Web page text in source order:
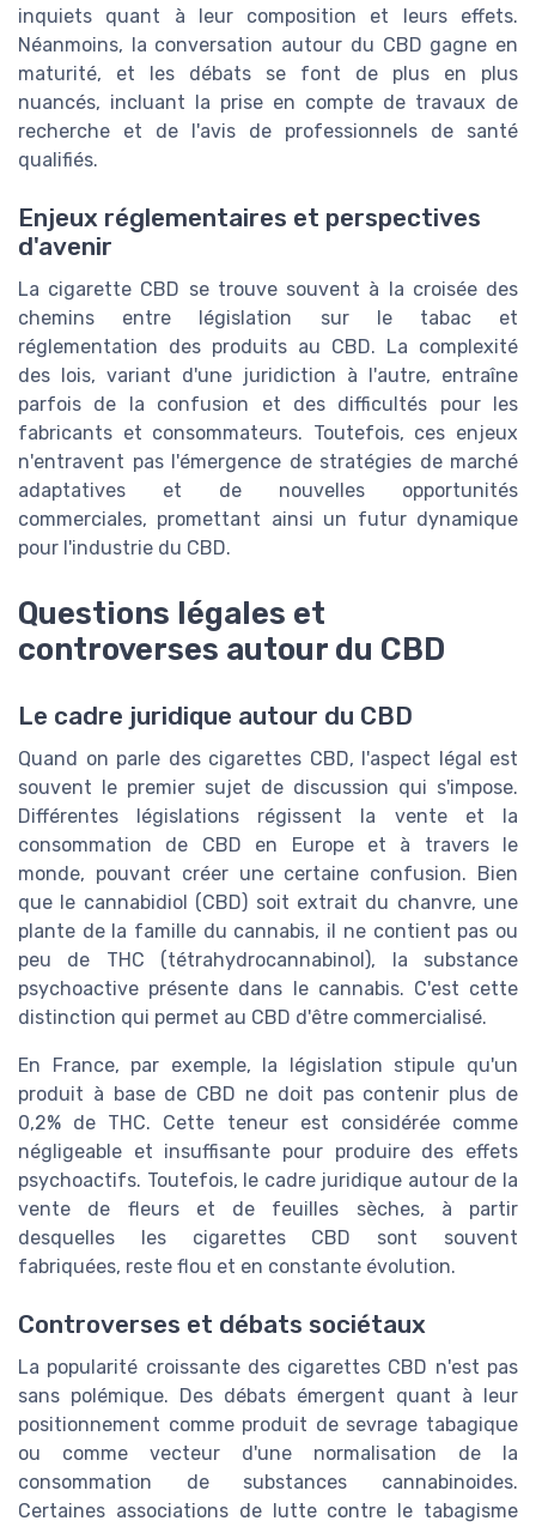
inquiets quant à leur composition et leurs effets.
Néanmoins, la conversation autour du CBD gagne en
maturité, et les débats se font de plus en plus
nuancés, incluant la prise en compte de travaux de
recherche et de l'avis de professionnels de santé
qualifiés.
Enjeux réglementaires et perspectives
d'avenir
La cigarette CBD se trouve souvent à la croisée des
chemins entre législation sur le tabac et
réglementation des produits au CBD. La complexité
des lois, variant d'une juridiction à l'autre, entraîne
parfois de la confusion et des difficultés pour les
fabricants et consommateurs. Toutefois, ces enjeux
n'entravent pas l'émergence de stratégies de marché
adaptatives et de nouvelles opportunités
commerciales, promettant ainsi un futur dynamique
pour l'industrie du CBD.
Questions légales et
controverses autour du CBD
Le cadre juridique autour du CBD
Quand on parle des cigarettes CBD, l'aspect légal est
souvent le premier sujet de discussion qui s'impose.
Différentes législations régissent la vente et la
consommation de CBD en Europe et à travers le
monde, pouvant créer une certaine confusion. Bien
que le cannabidiol (CBD) soit extrait du chanvre, une
plante de la famille du cannabis, il ne contient pas ou
peu de THC (tétrahydrocannabinol), la substance
psychoactive présente dans le cannabis. C'est cette
distinction qui permet au CBD d'être commercialisé.
En France, par exemple, la législation stipule qu'un
produit à base de CBD ne doit pas contenir plus de
0,2% de THC. Cette teneur est considérée comme
négligeable et insuffisante pour produire des effets
psychoactifs. Toutefois, le cadre juridique autour de la
vente de fleurs et de feuilles sèches, à partir
desquelles les cigarettes CBD sont souvent
fabriquées, reste flou et en constante évolution.
Controverses et débats sociétaux
La popularité croissante des cigarettes CBD n'est pas
sans polémique. Des débats émergent quant à leur
positionnement comme produit de sevrage tabagique
ou comme vecteur d'une normalisation de la
consommation de substances cannabinoides.
Certaines associations de lutte contre le tabagisme